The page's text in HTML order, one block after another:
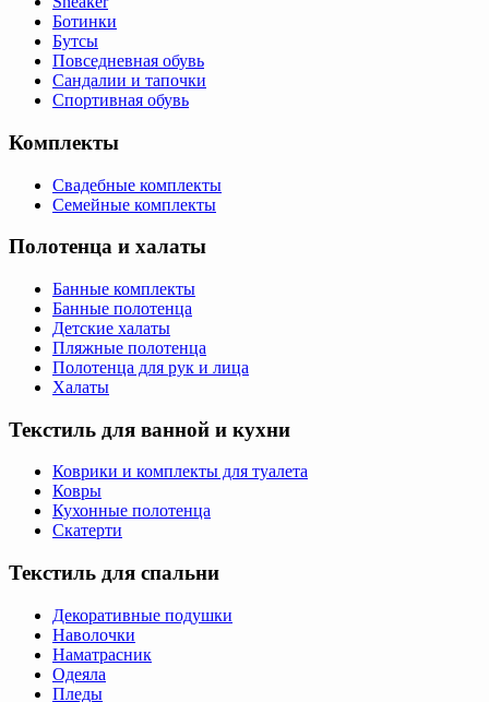
Ботинки
Бутсы
Повседневная обувь
Сандалии и тапочки
Спортивная обувь
Комплекты
Свадебные комплекты
Семейные комплекты
Полотенца и халаты
Банные комплекты
Банные полотенца
Детские халаты
Пляжные полотенца
Полотенца для рук и лица
Халаты
Текстиль для ванной и кухни
Коврики и комплекты для туалета
Ковры
Кухонные полотенца
Скатерти
Текстиль для спальни
Декоративные подушки
Наволочки
Наматрасник
Одеяла
Пледы